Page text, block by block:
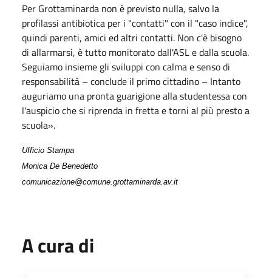
Per Grottaminarda non è previsto nulla, salvo la
profilassi antibiotica per i "contatti" con il "caso indice",
quindi parenti, amici ed altri contatti. Non c'è bisogno
di allarmarsi, è tutto monitorato dall'ASL e dalla scuola.
Seguiamo insieme gli sviluppi con calma e senso di
responsabilità – conclude il primo cittadino – Intanto
auguriamo una pronta guarigione alla studentessa con
l'auspicio che si riprenda in fretta e torni al più presto a
scuola».
Ufficio Stampa
Monica De Benedetto
comunicazione@comune.grottaminarda.av.it
A cura di